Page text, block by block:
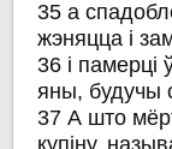
35 а
жэняцца і
36 і
яны, будучы
37 А што